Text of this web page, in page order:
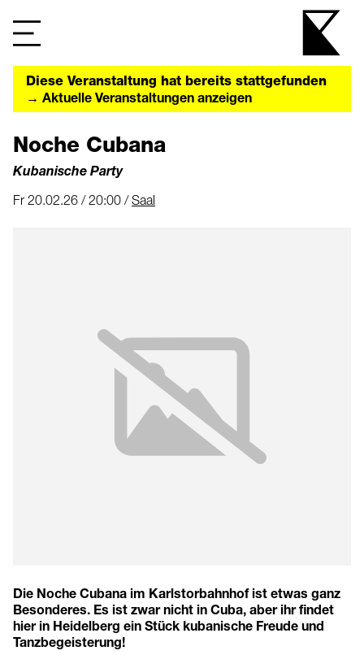
Diese Veranstaltung hat bereits stattgefunden
→ Aktuelle Veranstaltungen anzeigen
Noche Cubana
Kubanische Party
Fr 20.02.26 / 20:00 /Saal
Die Noche Cubana im Karlstorbahnhof ist etwas ganz
Besonderes. Es ist zwar nicht in Cuba, aber ihr findet
hier in Heidelberg ein Stück kubanische Freude und
Tanzbegeisterung!